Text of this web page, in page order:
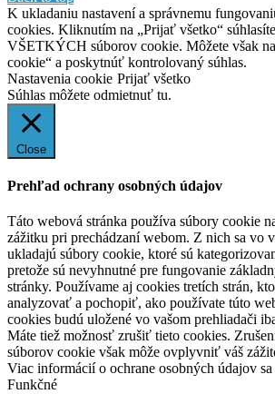
K ukladaniu nastavení a správnemu
cookies. Kliknutím na „Prijať všetko“
VŠETKÝCH súborov cookie. Môžete však
cookie“ a poskytnúť kontrolovaný súhlas.
Nastavenia cookie Prijať všetko
Súhlas môžete odmietnuť tu.
Close
Prehľad ochrany osobných údajov
Táto webová stránka používa súbory cookie
zážitku pri prechádzaní webom. Z nich sa vo
ukladajú súbory cookie, ktoré sú
pretože sú nevyhnutné pre fungovanie
stránky. Používame aj cookies tretích strán,
analyzovať a pochopiť, ako používate túto
cookies budú uložené vo vašom prehliadači
Máte tiež možnosť zrušiť tieto cookies.
súborov cookie však môže ovplyvniť váš
Viac informácií o ochrane osobných údajov sa
Funkčné